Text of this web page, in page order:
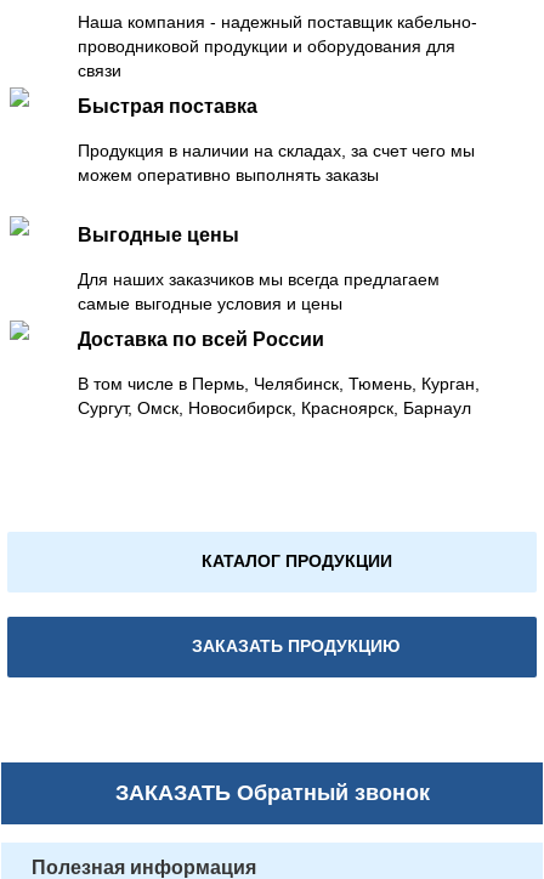
Наша компания - надежный поставщик кабельно-
проводниковой продукции и оборудования для
связи
Быстрая поставка
Продукция в наличии на складах, за счет чего мы
можем оперативно выполнять заказы
Выгодные цены
Для наших заказчиков мы всегда предлагаем
самые выгодные условия и цены
Доставка по всей России
В том числе в Пермь, Челябинск, Тюмень, Курган,
Сургут, Омск, Новосибирск, Красноярск, Барнаул
КАТАЛОГ ПРОДУКЦИИ
ЗАКАЗАТЬ ПРОДУКЦИЮ
ЗАКАЗАТЬОбратный звонок
Полезная информация